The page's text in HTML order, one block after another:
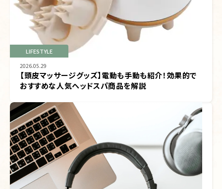
LIFESTYLE
2026.05.29
【頭皮マッサージグッズ】電動も手動も紹介！効果的で
おすすめな人気ヘッドスパ商品を解説